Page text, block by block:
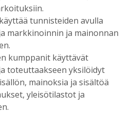
Asikainen on ollut tuttu
Hän oli nytkin
vaan
että niin sanottua isoa
tälle vuodelle myös kehän
eivät olleet antaneet
tällainen onnistuu.
tunnisteiden avulla
markkinoinnin ja mainonnan
kumppanit käyttävät
toteuttaakseen yksilöidyt
mainoksia ja sisältöä
yleisötilastot ja